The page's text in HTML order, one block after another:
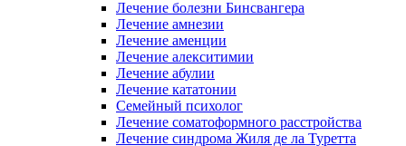
Лечение болезни Бинсвангера
Лечение амнезии
Лечение аменции
Лечение алекситимии
Лечение абулии
Лечение кататонии
Семейный психолог
Лечение соматоформного расстройства
Лечение синдрома Жиля де ла Туретта